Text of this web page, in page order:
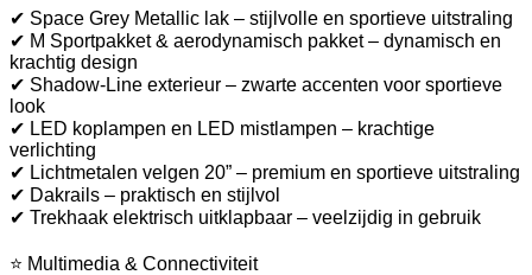
✔ Space Grey Metallic lak – stijlvolle en sportieve uitstraling
✔ M Sportpakket & aerodynamisch pakket – dynamisch en
krachtig design
✔ Shadow-Line exterieur – zwarte accenten voor sportieve
look
✔ LED koplampen en LED mistlampen – krachtige
verlichting
✔ Lichtmetalen velgen 20” – premium en sportieve uitstraling
✔ Dakrails – praktisch en stijlvol
✔ Trekhaak elektrisch uitklapbaar – veelzijdig in gebruik
⭐ Multimedia & Connectiviteit